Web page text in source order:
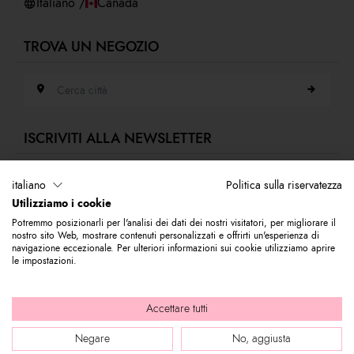
TROVA UN NEGOZIO
Cerca città
ISCRIVITI ALLA NEWSLETTER
Iscriviti alla nostra newsletter per rimanere sempre aggiornato sulle novità
del mondo Braccialini. Subito per te 10% di sconto da utilizzare sul tuo
primo acquisto.
© 2026 Graziella Braccialini S.p.A. - Sede legale: Via di Casellina
61/D 50018, Scandicci (FI) - P.I. 01388540518 - REA FI - 564449 |
Company info
Credits: bloomart.it
italiano Politica sulla riservatezza
Utilizziamo i cookie
Potremmo posizionarli per l'analisi dei dati dei nostri visitatori, per migliorare il
nostro sito Web, mostrare contenuti personalizzati e offrirti un'esperienza di
navigazione eccezionale. Per ulteriori informazioni sui cookie utilizziamo aprire
le impostazioni.
Accettare tutti
Negare
No, aggiusta